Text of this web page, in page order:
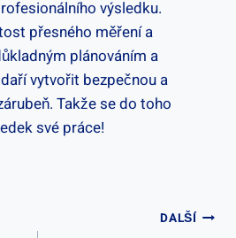
výsledku.
přesného měření a
plánováním a
vytvořit bezpečnou a
Takže se do toho
své práce!
DALŠÍ